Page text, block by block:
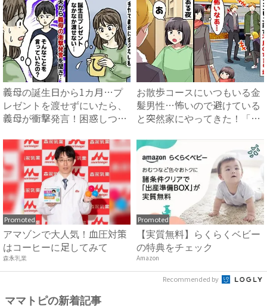
義母の誕生日から1カ月…プ
レゼントを渡せずにいたら、
義母が衝撃発言！困惑しつつ
お散歩コースにいつもいる金
髪男性…怖いので避けている
と突然家にやってきた！「私
Promoted
アマゾンで大人気！血圧対策
はコーヒーに足してみて
森永乳業
Promoted
【実質無料】らくらくベビー
の特典をチェック
Amazon
Recommended by
ママトピの新着記事